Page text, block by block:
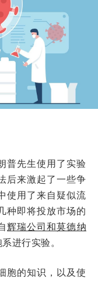
普先生使用了实验
后来激起了一些争
使用了来自疑似流
种即将投放市场的
辉瑞公司和莫德纳
进行实验。
胞的知识，以及使